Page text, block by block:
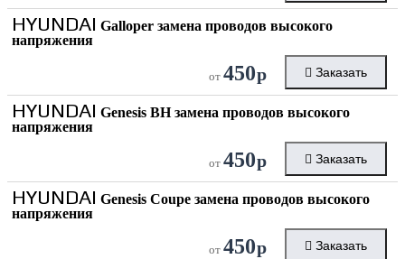
HYUNDAI Galloper замена проводов высокого
напряжения
от 450р Заказать
HYUNDAI Genesis BH замена проводов высокого
напряжения
от 450р Заказать
HYUNDAI Genesis Coupe замена проводов высокого
напряжения
от 450р Заказать